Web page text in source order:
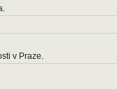
v Praze.